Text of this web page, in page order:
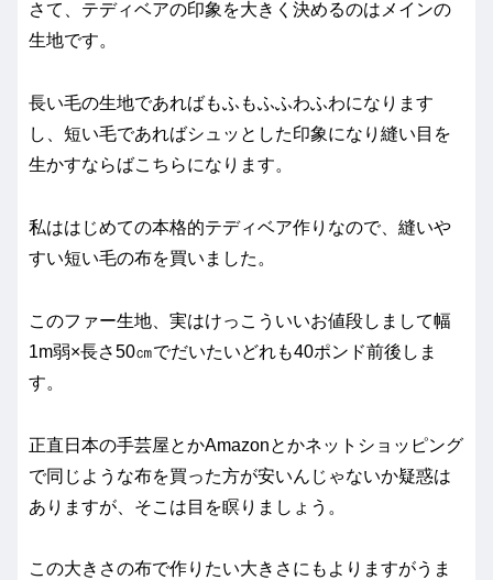
さて、テディベアの印象を大きく決めるのはメインの
生地です。
長い毛の生地であればもふもふふわふわになります
し、短い毛であればシュッとした印象になり縫い目を
生かすならばこちらになります。
私ははじめての本格的テディベア作りなので、縫いや
すい短い毛の布を買いました。
このファー生地、実はけっこういいお値段しまして幅
1m弱×長さ50㎝でだいたいどれも40ポンド前後しま
す。
正直日本の手芸屋とかAmazonとかネットショッピング
で同じような布を買った方が安いんじゃないか疑惑は
ありますが、そこは目を瞑りましょう。
この大きさの布で作りたい大きさにもよりますがうま